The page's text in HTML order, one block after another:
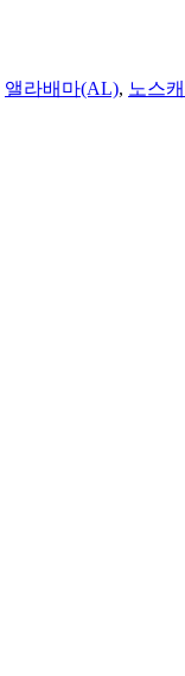
앨라배마(AL), 노스